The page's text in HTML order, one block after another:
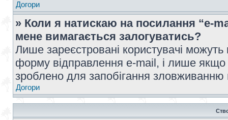
Догори
» Коли я натискаю на посилання “e-
мене вимагається залогуватись?
Лише зареєстровані користувачі
форму відправлення e-mail, і лише
зроблено для запобігання
Догори